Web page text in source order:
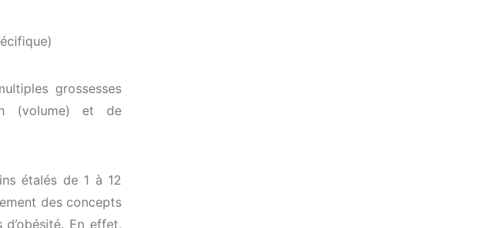
grossesses
(volume) et de
étalés de 1 à 12
des concepts
En effet,